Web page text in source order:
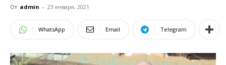
От admin - 23 января, 2021
WhatsApp Email Telegram